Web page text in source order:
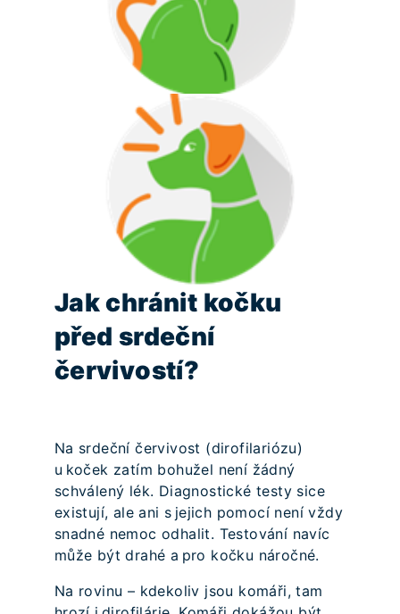
Jak chránit kočku
před srdeční
červivostí?
Na srdeční červivost (dirofilariózu)
u koček zatím bohužel není žádný
schválený lék. Diagnostické testy sice
existují, ale ani s jejich pomocí není vždy
snadné nemoc odhalit. Testování navíc
může být drahé a pro kočku náročné.
Na rovinu – kdekoliv jsou komáři, tam